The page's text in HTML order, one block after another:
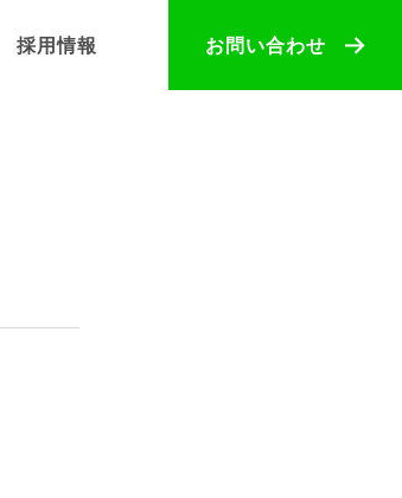
採用情報 お問い合わせ